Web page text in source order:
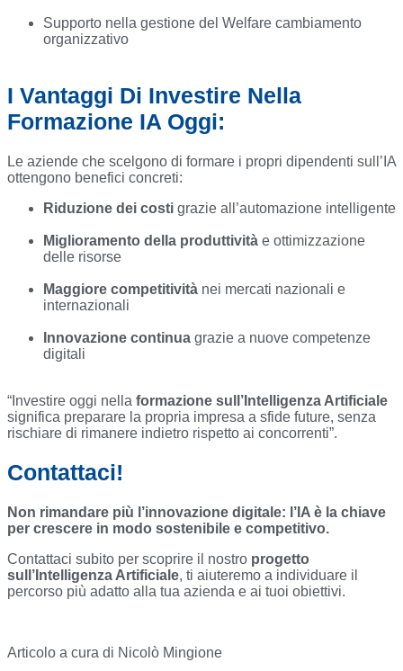
Supporto nella gestione del Welfare cambiamento
organizzativo
I Vantaggi Di Investire Nella
Formazione IA Oggi:
Le aziende che scelgono di formare i propri dipendenti sull’IA
ottengono benefici concreti:
Riduzione dei costi grazie all’automazione intelligente
Miglioramento della produttività e ottimizzazione
delle risorse
Maggiore competitività nei mercati nazionali e
internazionali
Innovazione continua grazie a nuove competenze
digitali
“Investire oggi nella formazione sull’Intelligenza Artificiale
significa preparare la propria impresa a sfide future, senza
rischiare di rimanere indietro rispetto ai concorrenti”.
Contattaci!
Non rimandare più l’innovazione digitale: l’IA è la chiave
per crescere in modo sostenibile e competitivo.
Contattaci subito per scoprire il nostro progetto
sull’Intelligenza Artificiale, ti aiuteremo a individuare il
percorso più adatto alla tua azienda e ai tuoi obiettivi.
Articolo a cura di Nicolò Mingione